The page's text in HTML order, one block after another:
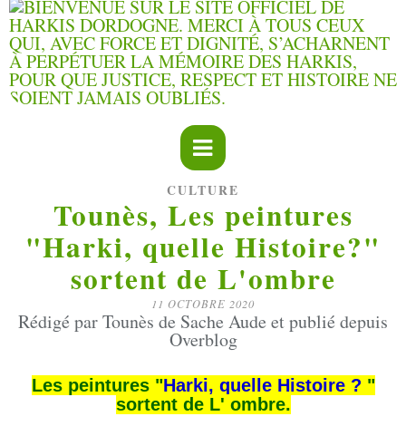
CULTURE
Tounès, Les peintures
"Harki, quelle Histoire?"
sortent de L'ombre
11 OCTOBRE 2020
Rédigé par Tounès de Sache Aude et publié depuis
Overblog
Les peintures "Harki, quelle Histoire ? "
sortent de L' ombre.